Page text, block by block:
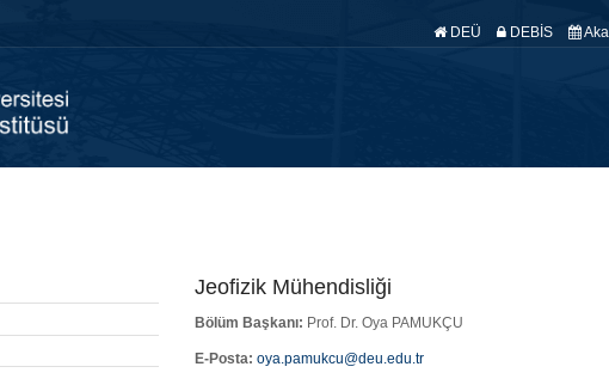
DEÜ DEBİS
Jeofizik Mühendisliği
Bölüm Başkanı: Prof. Dr. Oya PAMUKÇU
E-Posta: oya.pamukcu@deu.edu.tr